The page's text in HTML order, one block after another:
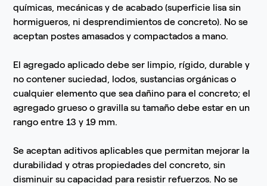
químicas, mecánicas y de acabado (superficie lisa sin
hormigueros, ni desprendimientos de concreto). No se
aceptan postes amasados y compactados a mano.
El agregado aplicado debe ser limpio, rígido, durable y
no contener suciedad, lodos, sustancias orgánicas o
cualquier elemento que sea dañino para el concreto; el
agregado grueso o gravilla su tamaño debe estar en un
rango entre 13 y 19 mm.
Se aceptan aditivos aplicables que permitan mejorar la
durabilidad y otras propiedades del concreto, sin
disminuir su capacidad para resistir refuerzos. No se